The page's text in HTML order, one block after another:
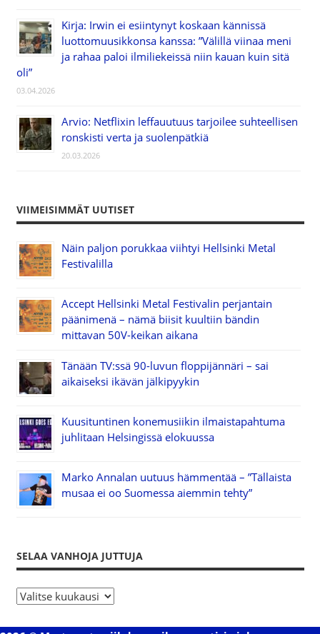
Kirja: Irwin ei esiintynyt koskaan kännissä
luottomuusikkonsa kanssa: ”Välillä viinaa meni
ja rahaa paloi ilmiliekeissä niin kauan kuin sitä
oli”
03.04.2026
Arvio: Netflixin leffauutuus tarjoilee suhteellisen
ronskisti verta ja suolenpätkiä
20.03.2026
VIIMEISIMMÄT UUTISET
Näin paljon porukkaa viihtyi Hellsinki Metal
Festivalilla
Accept Hellsinki Metal Festivalin perjantain
päänimenä – nämä biisit kuultiin bändin
mittavan 50V-keikan aikana
Tänään TV:ssä 90-luvun floppijännäri – sai
aikaiseksi ikävän jälkipyykin
Kuusituntinen konemusiikin ilmaistapahtuma
juhlitaan Helsingissä elokuussa
Marko Annalan uutuus hämmentää – ”Tällaista
musaa ei oo Suomessa aiemmin tehty”
SELAA VANHOJA JUTTUJA
S